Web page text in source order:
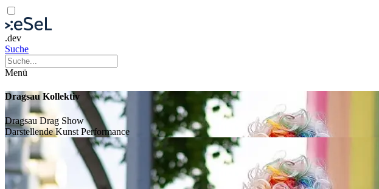
.dev
Suche
Menü
Dragsau Kollektiv
Dragsau Drag Show
Darstellende Kunst Performance